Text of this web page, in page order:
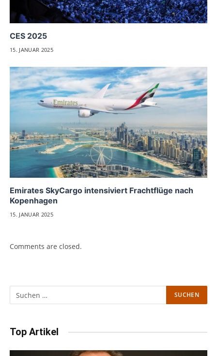
CES 2025
15. JANUAR 2025
Emirates SkyCargo intensiviert Frachtflüge nach
Kopenhagen
15. JANUAR 2025
Comments are closed.
Top Artikel